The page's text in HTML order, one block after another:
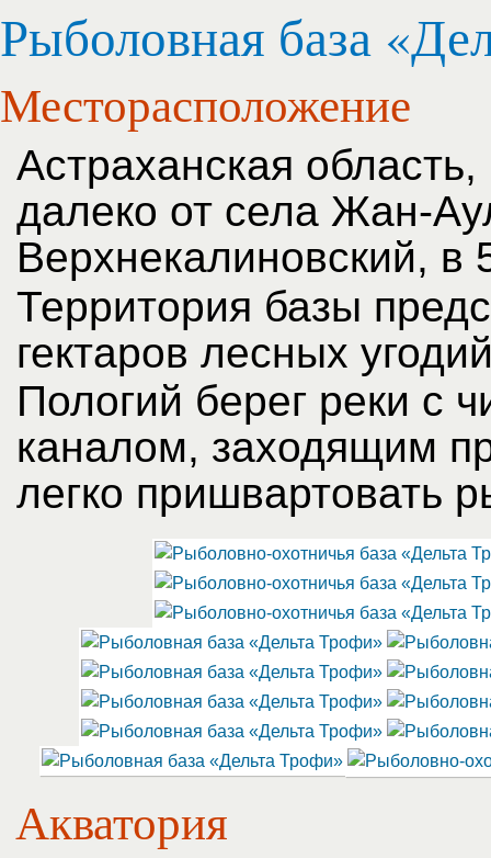
Рыболовная база
Месторасположение
Астраханская
далеко от села Жан-
Верхнекалиновский, в
Территория базы
гектаров лесных
Пологий берег реки с
каналом, заходящим
легко пришвартовать
Акватория